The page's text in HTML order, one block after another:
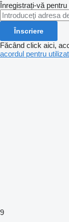
Înregistrați-vă
Înscriere
Făcând click aici,
acordul pentru
9